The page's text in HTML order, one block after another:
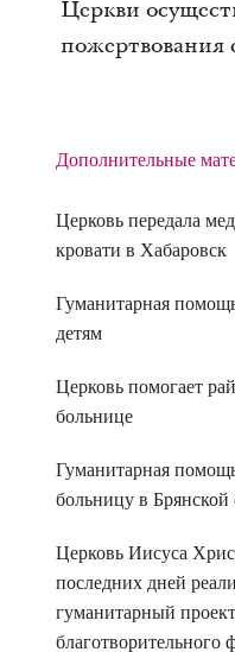
Церкви
пожертвования
Дополнительные
Церковь передала
кровати в Хабаровск
Гуманитарная
детям
Церковь помогает
больнице
Гуманитарная
больницу в Брянской
Церковь Иисуса
последних дней
гуманитарный